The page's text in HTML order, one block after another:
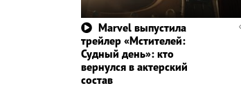
Marvel выпустила
трейлер «Мстителей:
Судный день»: кто
вернулся в актерский
состав